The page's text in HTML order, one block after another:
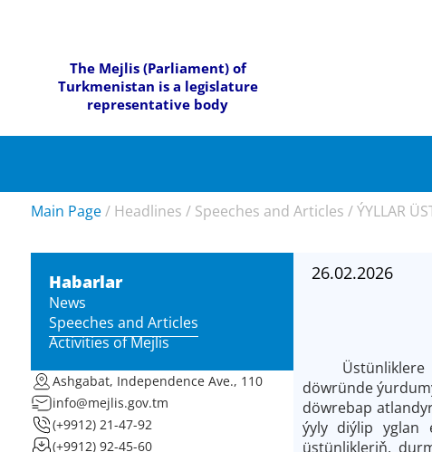
The Mejlis (Parliament) of
Turkmenistan is a legislature
representative body
Main Page / Headlines / Speeches and Articles /ÝYLLAR
Habarlar
News
Speeches and Articles
Activities of Mejlis
Ashgabat, Independence Ave., 110
info@mejlis.gov.tm
(+9912) 21-47-92
(+9912) 92-45-60
26.02.2026
Üstünliklere
döwründe
döwrebap
ýyly diýlip yglan
üstünlikleriň,